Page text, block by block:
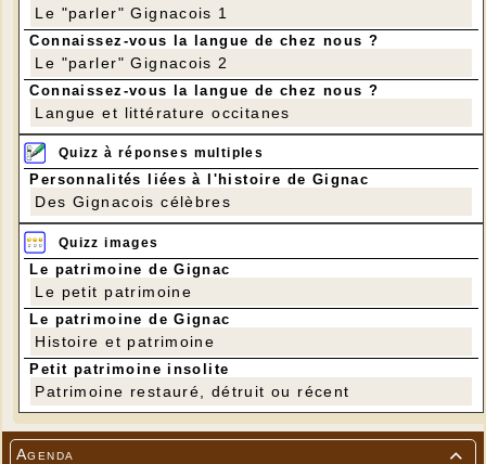

Agenda
Le "parler" Gignacois 1
Connaissez-vous la langue de chez nous ?
Le "parler" Gignacois 2
Connaissez-vous la langue de chez nous ?
Langue et littérature occitanes
Quizz à réponses multiples
Personnalités liées à l'histoire de Gignac
Des Gignacois célèbres
Quizz images
Le patrimoine de Gignac
Le petit patrimoine
Le patrimoine de Gignac
Histoire et patrimoine
Petit patrimoine insolite
Patrimoine restauré, détruit ou récent